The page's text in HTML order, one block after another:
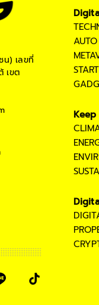
น) เลขที่
เขต
AUTO